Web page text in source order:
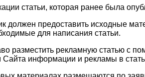
статьи, которая ранее была
предоставить исходные
для написания статьи.
рекламную статью с
информации и рекламы в